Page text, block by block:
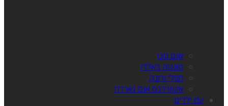
אגם טנו
מונטה באלדו
מפלי ורונה
אקוורדנס אגם גארדה
עם ילדים